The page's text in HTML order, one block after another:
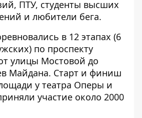
ПТУ, студенты высших
и любители бега.
в 12 этапах (6
по проспекту
улицы Мостовой до
Майдана. Старт и финиш
у театра Оперы и
участие около 2000